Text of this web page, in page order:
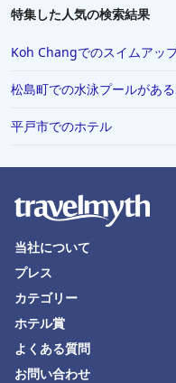
特集した人気の検索結果
Koh Changでのスイムアッ
松島町での水泳プールがあ
平戸市でのホテル
当社について
プレス
カテゴリー
ホテル賞
よくある質問
お問い合わせ